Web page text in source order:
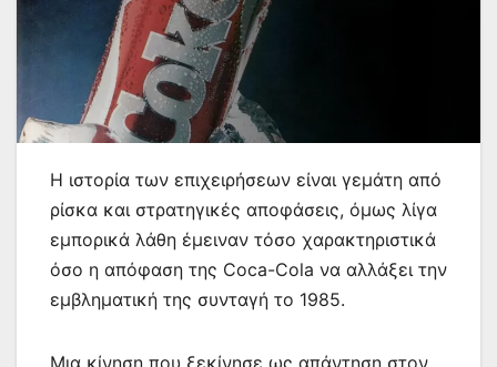
Η ιστορία των επιχειρήσεων είναι γεμάτη από
ρίσκα και στρατηγικές αποφάσεις, όμως λίγα
εμπορικά λάθη έμειναν τόσο χαρακτηριστικά
όσο η απόφαση της Coca-Cola να αλλάξει την
εμβληματική της συνταγή το 1985.